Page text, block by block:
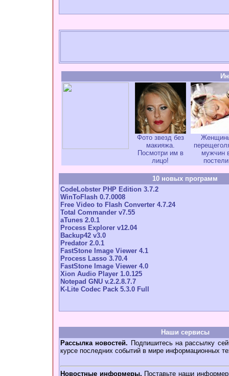
Фото звезд без
макияжа.
Посмотри им в
лицо!
мужчин
постели
10 новых программ
CodeLobster PHP Edition 3.7.2
WinToFlash 0.7.0008
Free Video to Flash Converter 4.7.24
Total Commander v7.55
aTunes 2.0.1
Process Explorer v12.04
Backup42 v3.0
Predator 2.0.1
FastStone Image Viewer 4.1
Process Lasso 3.70.4
FastStone Image Viewer 4.0
Xion Audio Player 1.0.125
Notepad GNU v.2.2.8.7.7
K-Lite Codec Pack 5.3.0 Full
Наши сервисы
Рассылка новостей. Подпишитесь на рассылку
курсе последних событий в мире информационных
Новостные информеры. Поставьте наши